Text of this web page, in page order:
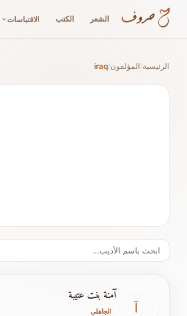
الشعر الكتب الاقتباسات
الرئيسية/المؤلفون/
iraq
آ
آمنة بنت عتيبة
الجاهلي